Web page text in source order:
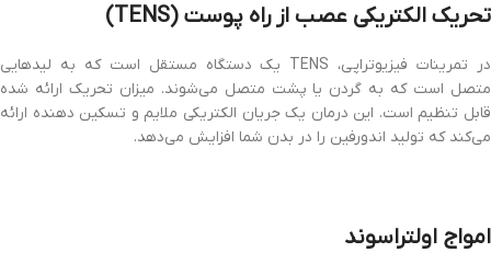
تحریک الکتریکی عصب از راه پوست (TENS)
در تمرینات فیزیوتراپی، TENS یک دستگاه مستقل است که به لیدهایی
متصل است که به گردن یا پشت متصل می‌شوند. میزان تحریک ارائه شده
قابل تنظیم است. این درمان یک جریان الکتریکی ملایم و تسکین دهنده ارائه
می‌کند که تولید اندورفین را در بدن شما افزایش می‌دهد.
امواج اولتراسوند